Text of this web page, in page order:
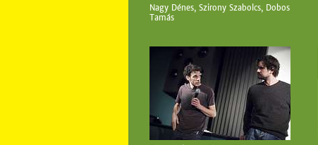
Nagy Dénes, Szirony Szabolcs, Dobos
Tamás